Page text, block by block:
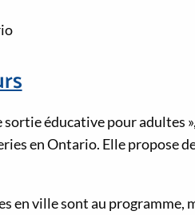
éducative pour adultes
en Ontario. Elle propose
en ville sont au programme,